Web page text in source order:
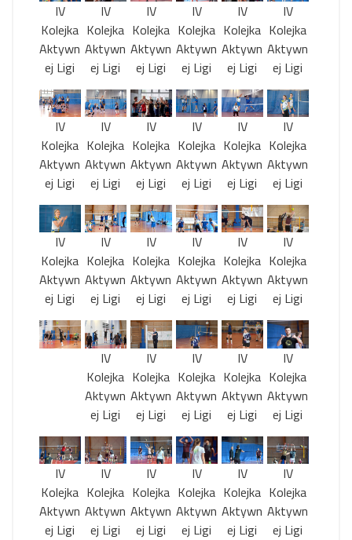
IV
Kolejka
Aktywn
ej Ligi
IV
Kolejka
Aktywn
ej Ligi
IV
Kolejka
Aktywn
ej Ligi
IV
Kolejka
Aktywn
ej Ligi
IV
Kolejka
Aktywn
ej Ligi
IV
Kolejka
Aktywn
ej Ligi
IV
Kolejka
Aktywn
ej Ligi
IV
Kolejka
Aktywn
ej Ligi
IV
Kolejka
Aktywn
ej Ligi
IV
Kolejka
Aktywn
ej Ligi
IV
Kolejka
Aktywn
ej Ligi
IV
Kolejka
Aktywn
ej Ligi
IV
Kolejka
Aktywn
ej Ligi
IV
Kolejka
Aktywn
ej Ligi
IV
Kolejka
Aktywn
ej Ligi
IV
Kolejka
Aktywn
ej Ligi
IV
Kolejka
Aktywn
ej Ligi
IV
Kolejka
Aktywn
ej Ligi
IV
Kolejka
Aktywn
ej Ligi
IV
Kolejka
Aktywn
ej Ligi
IV
Kolejka
Aktywn
ej Ligi
IV
Kolejka
Aktywn
ej Ligi
IV
Kolejka
Aktywn
ej Ligi
IV
Kolejka
Aktywn
ej Ligi
IV
Kolejka
Aktywn
ej Ligi
IV
Kolejka
Aktywn
ej Ligi
IV
Kolejka
Aktywn
ej Ligi
IV
Kolejka
Aktywn
ej Ligi
IV
Kolejka
Aktywn
ej Ligi